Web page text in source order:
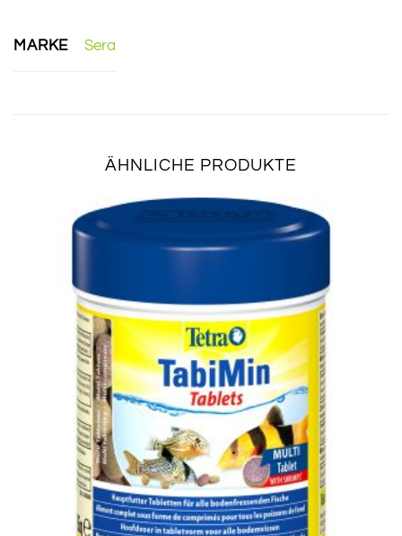
MARKE Sera
ÄHNLICHE PRODUKTE